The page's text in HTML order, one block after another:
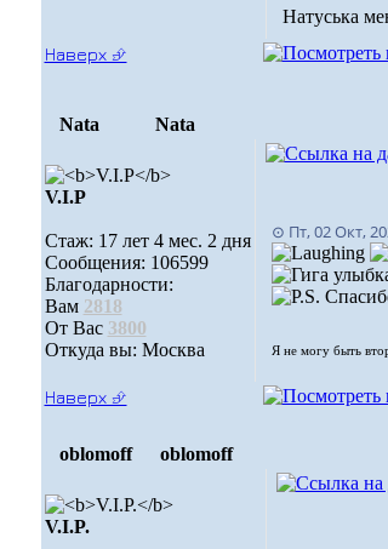
Натуська
Наверх ⮵
Nata Nata
V.I.Р
Стаж: 17 лет 4 мес. 2 дня
Сообщения: 106599
Благодарности:
Вам 2818
От Вас 3800
Откуда вы: Москва
⊙ Пт, 02 Окт,
Я не могу быть
Наверх ⮵
oblomoff oblomoff
V.I.P.